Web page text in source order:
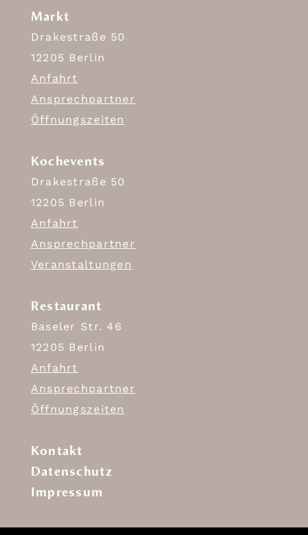
Markt
Drakestraße 50
12205 Berlin
Anfahrt
Ansprechpartner
Öffnungszeiten
Kochevents
Drakestraße 50
12205 Berlin
Anfahrt
Ansprechpartner
Veranstaltungen
Restaurant
Baseler Str. 46
12205 Berlin
Anfahrt
Ansprechpartner
Öffnungszeiten
Kontakt
Datenschutz
Impressum